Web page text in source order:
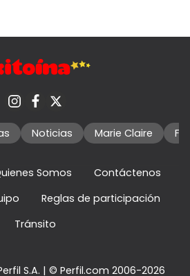
Noticias Marie Claire
Somos
Contáctenos
Reglas de participación
Tránsito
S.A. | © Perfil.com 2006-2026